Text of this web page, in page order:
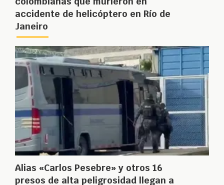
accidente de helicóptero en Río de
Janeiro
Alias «Carlos Pesebre» y otros 16
presos de alta peligrosidad llegan a